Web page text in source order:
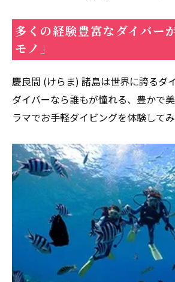
多くの経験豊富なダイバー
モノ」
慶良間 (けらま) 諸島は世界に誇るダ
ダイバーなら誰もが憧れる、豊かで
ラマでお手軽ダイビングを体験してみ